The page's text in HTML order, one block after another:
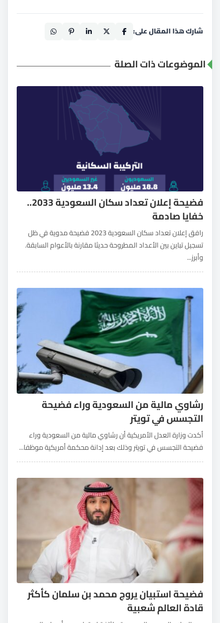
شارك هذا المقال على:
الموضوعات ذات الصلة
فضيحة إعلان تعداد سكان السعودية 2033..
خفايا صادمة
رافق إعلان تعداد سكان السعودية 2023 فضيحة مدوية في ظل
تسجيل تباين بين الأعداد المطروحة حديثا مقارنة بالأعوام السابقة.
وأبرز...
رشاوي مالية من السعودية وراء فضيحة
التجسس في تويتر
أكدت وزارة العدل الأمريكية أن رشاوي مالية من السعودية وراء
فضيحة التجسس في تويتر وذلك بعد إدانة محكمة أمريكية موظفا...
فضيحة استبيان يروج محمد بن سلمان كأكثر
قادة العالم شعبية